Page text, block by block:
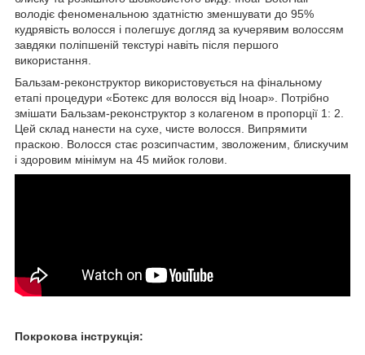
володіє феноменальною здатністю зменшувати до 95%
кудрявість волосся і полегшує догляд за кучерявим волоссям
завдяки поліпшеній текстурі навіть після першого
використання.
Бальзам-реконструктор використовується на фінальному
етапі процедури «Ботекс для волосся від Іноар». Потрібно
змішати Бальзам-реконструктор з колагеном в пропорції 1: 2.
Цей склад нанести на сухе, чисте волосся. Випрямити
праскою. Волосся стає розсипчастим, зволоженим, блискучим
і здоровим мінімум на 45 мийок голови.
Покрокова інструкція: